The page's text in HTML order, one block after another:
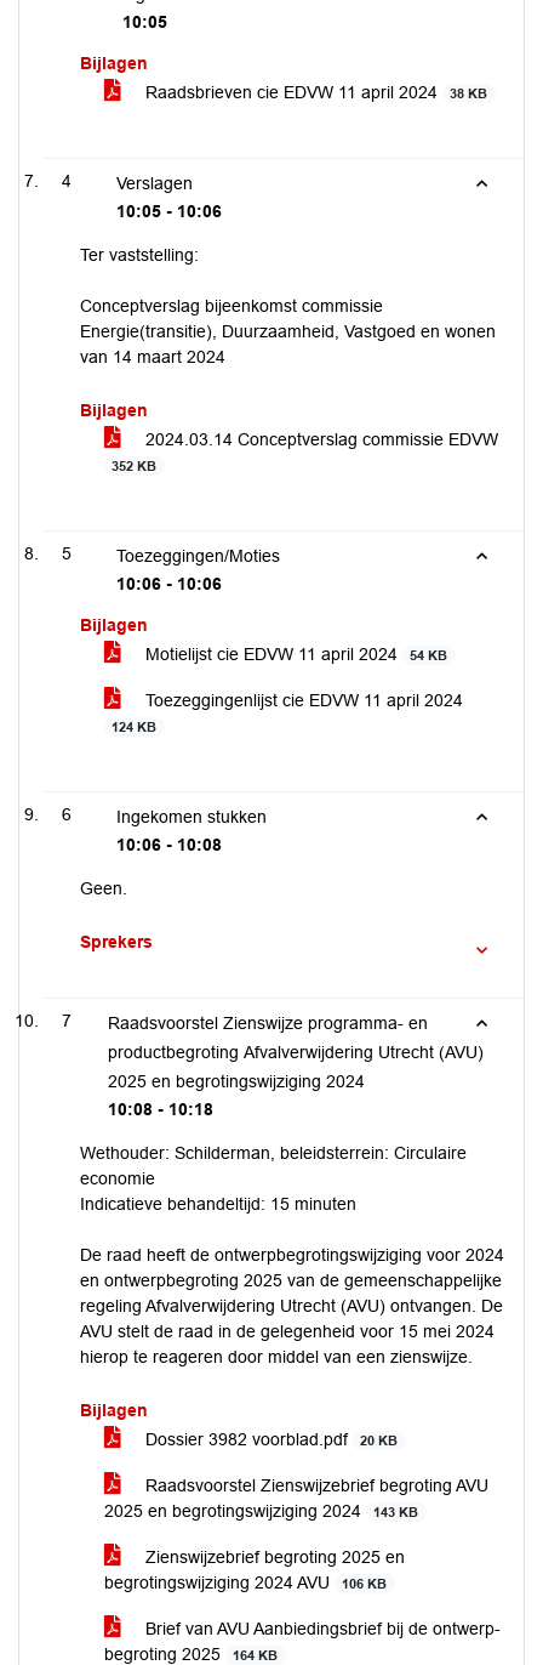
10:05
Bijlagen
Raadsbrieven cie EDVW 11 april 2024
38 KB
4
Verslagen
10:05 - 10:06
Ter vaststelling:
Conceptverslag bijeenkomst commissie
Energie(transitie), Duurzaamheid, Vastgoed en wonen
van 14 maart 2024
Bijlagen
2024.03.14 Conceptverslag commissie EDVW
352 KB
5
Toezeggingen/Moties
10:06 - 10:06
Bijlagen
Motielijst cie EDVW 11 april 2024
54 KB
Toezeggingenlijst cie EDVW 11 april 2024
124 KB
6
Ingekomen stukken
10:06 - 10:08
Geen.
Sprekers
7
Raadsvoorstel Zienswijze programma- en
productbegroting Afvalverwijdering Utrecht (AVU)
2025 en begrotingswijziging 2024
10:08 - 10:18
Wethouder: Schilderman, beleidsterrein: Circulaire
economie
Indicatieve behandeltijd: 15 minuten
De raad heeft de ontwerpbegrotingswijziging voor 2024
en ontwerpbegroting 2025 van de gemeenschappelijke
regeling Afvalverwijdering Utrecht (AVU) ontvangen. De
AVU stelt de raad in de gelegenheid voor 15 mei 2024
hierop te reageren door middel van een zienswijze.
Bijlagen
Dossier 3982 voorblad.pdf
20 KB
Raadsvoorstel Zienswijzebrief begroting AVU
2025 en begrotingswijziging 2024
143 KB
Zienswijzebrief begroting 2025 en
begrotingswijziging 2024 AVU
106 KB
Brief van AVU Aanbiedingsbrief bij de ontwerp-
begroting 2025
164 KB